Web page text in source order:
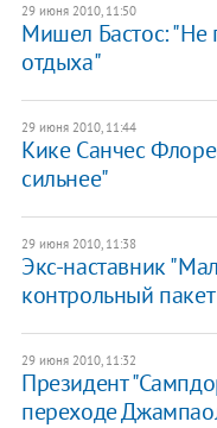
29 июня 2010, 11:50
Мишел Бастос: "Не
отдыха"
29 июня 2010, 11:44
Кике Санчес
сильнее"
29 июня 2010, 11:38
Экс-наставник
контрольный
29 июня 2010, 11:32
Президент
переходе